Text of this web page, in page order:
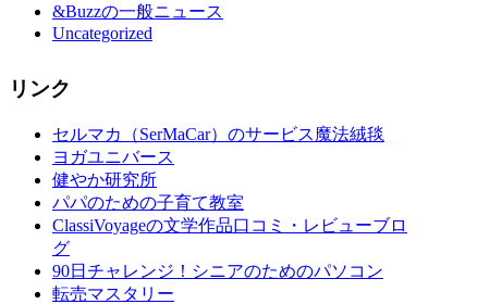
&Buzzの一般ニュース
Uncategorized
リンク
セルマカ（SerMaCar）のサービス魔法絨毯
ヨガユニバース
健やか研究所
パパのための子育て教室
ClassiVoyageの文学作品口コミ・レビューブロ
グ
90日チャレンジ！シニアのためのパソコン
転売マスタリー